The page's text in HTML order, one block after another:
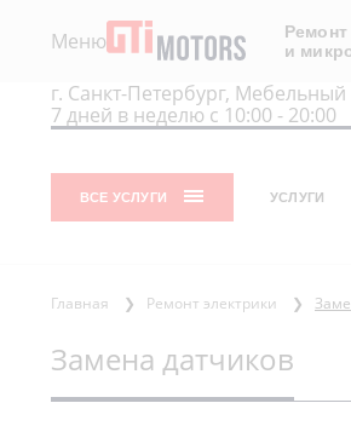
Меню
и
г. Санкт-Петербург,
7 дней в неделю с 10:00 - 20:00
ВСЕ УСЛУГИ УСЛУГИ
Главная ❯ Ремонт электрики ❯
Замена датчиков